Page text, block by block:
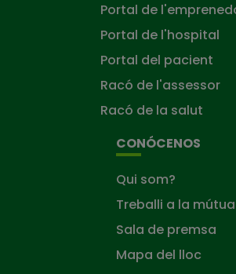
Portal de
Portal de l'hospital
Portal del pacient
Racó de l'assessor
Racó de la salut
CONÓCENOS
Qui som?
Treballi a la mútua
Sala de premsa
Mapa del lloc